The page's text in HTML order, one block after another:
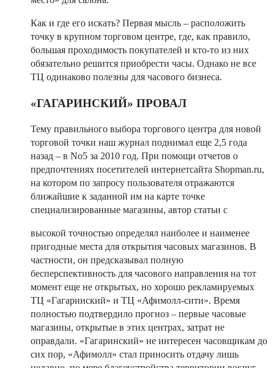
Как и где его искать? Первая мысль – расположить
точку в крупном торговом центре, где, как правило,
большая проходимость покупателей и кто-то из них
обязательно решится приобрести часы. Однако не все
ТЦ одинаково полезны для часового бизнеса.
«ГАГАРИНСКИЙ» ПРОВАЛ
Тему правильного выбора торгового центра для новой
торговой точки наш журнал поднимал еще 2,5 года
назад – в No5 за 2010 год. При помощи отчетов о
предпочтениях посетителей интернетсайта Shopman.ru,
на котором по запросу пользователя отражаются
ближайшие к заданной им на карте точке
специализированные магазины, автор статьи с
высокой точностью определял наиболее и наименее
пригодные места для открытия часовых магазинов. В
частности, он предсказывал полную
бесперспективность для часового направления на тот
момент еще не открытых, но хорошо рекламируемых
ТЦ «Гагаринский» и ТЦ «Афимолл-сити». Время
полностью подтвердило прогноз – первые часовые
магазины, открытые в этих центрах, затрат не
оправдали. «Гагаринский» не интересен часовщикам до
сих пор, «Афимолл» стал приносить отдачу лишь